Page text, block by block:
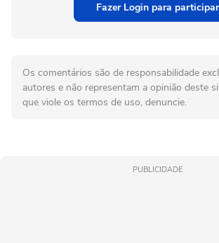
Fazer Login para participar
Os comentários são de responsabilidade
autores e não representam a opinião deste
que viole os termos de uso, denuncie.
PUBLICIDADE